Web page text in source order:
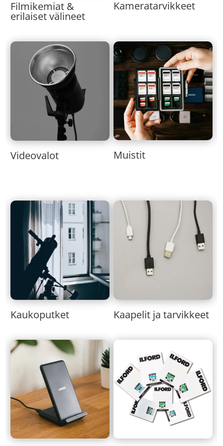
Filmikemiat &
erilaiset välineet
Kameratarvikkeet
Videovalot Muistit
Kaukoputket Kaapelit ja tarvikkeet